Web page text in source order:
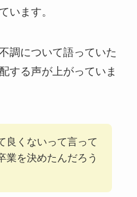
います。
調について語っていた
する声が上がっていま
良くないって言って
業を決めたんだろう